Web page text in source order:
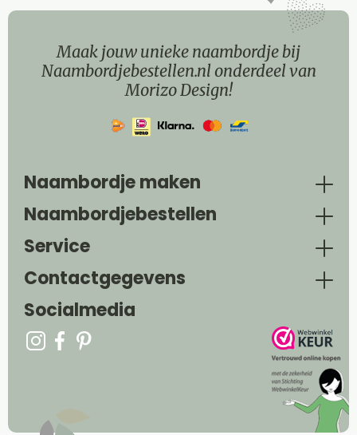
Maak jouw unieke naambordje bij
Naambordjebestellen.nl onderdeel van
Morizo Design!
Naambordje maken
Naambordjebestellen
Service
Contactgegevens
Socialmedia